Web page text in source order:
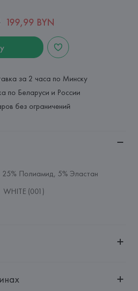
199,99 BYN
за 2 часа по Минску
по Беларуси и России
без ограничений
25% Полиамид, 5% Эластан
WHITE (001)